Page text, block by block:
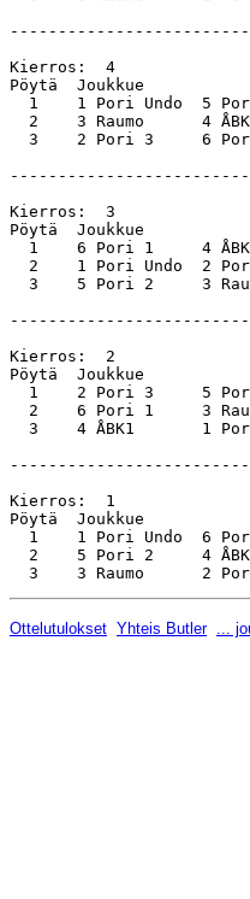
Pöytä  Joukkue
1    1 Pori Undo  5
2    3 Raumo      4
3    2 Pori 3     6
Pöytä  Joukkue
1    6 Pori 1     4
2    1 Pori Undo  2
3    5 Pori 2     3
Pöytä  Joukkue
1    2 Pori 3     5
2    6 Pori 1     3
3    4 ÅBK1       1
Pöytä  Joukkue
1    1 Pori Undo  6
2    5 Pori 2     4
Ottelutulokset Yhteis Butler ...